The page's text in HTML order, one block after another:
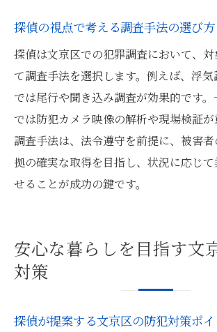
探偵の視点で考える調査手法の選び方
探偵は文京区での犯罪調査において、
て調査手法を選択します。例えば、浮
では尾行や聞き込み調査が効果的です
では防犯カメラ映像の解析や現場検証が
調査手法は、法令遵守を前提に、被害
拠の確実な取得を目指し、状況に応じ
せることが成功の鍵です。
安心な暮らしを目指す文
対策
探偵が提案する文京区の防犯対策ポイ